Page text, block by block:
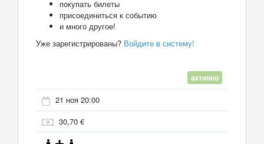
покупать билеты
присоединиться к событию
и много другое!
Уже зарегистрированы? Войдите в систему!
активно
21 ноя 20:00
30,70 €